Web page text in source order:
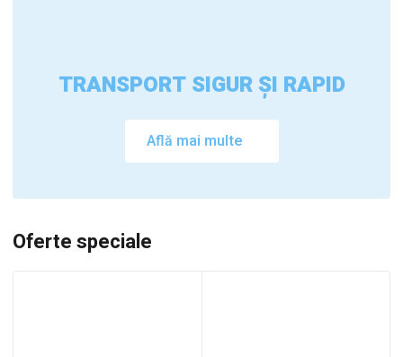
TRANSPORT SIGUR ȘI RAPID
Află mai multe
Oferte speciale